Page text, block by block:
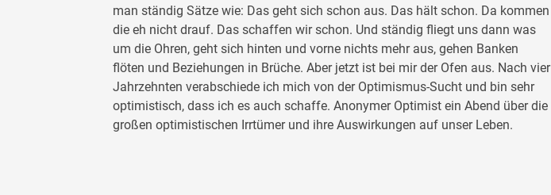
man ständig Sätze wie: Das geht sich schon aus. Das hält schon. Da kommen
die eh nicht drauf. Das schaffen wir schon. Und ständig fliegt uns dann was
um die Ohren, geht sich hinten und vorne nichts mehr aus, gehen Banken
flöten und Beziehungen in Brüche. Aber jetzt ist bei mir der Ofen aus. Nach vier
Jahrzehnten verabschiede ich mich von der Optimismus-Sucht und bin sehr
optimistisch, dass ich es auch schaffe. Anonymer Optimist ein Abend über die
großen optimistischen Irrtümer und ihre Auswirkungen auf unser Leben.